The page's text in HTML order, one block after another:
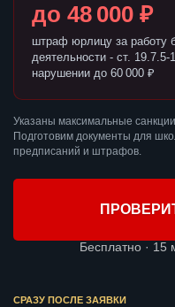
до 48 000 ₽
штраф юрлицу за работу
деятельности - ст.
нарушении до 60 000 ₽
Указаны максимальные
Подготовим документы для
предписаний и штрафов.
Бесплатно · 15
СРАЗУ ПОСЛЕ ЗАЯВКИ